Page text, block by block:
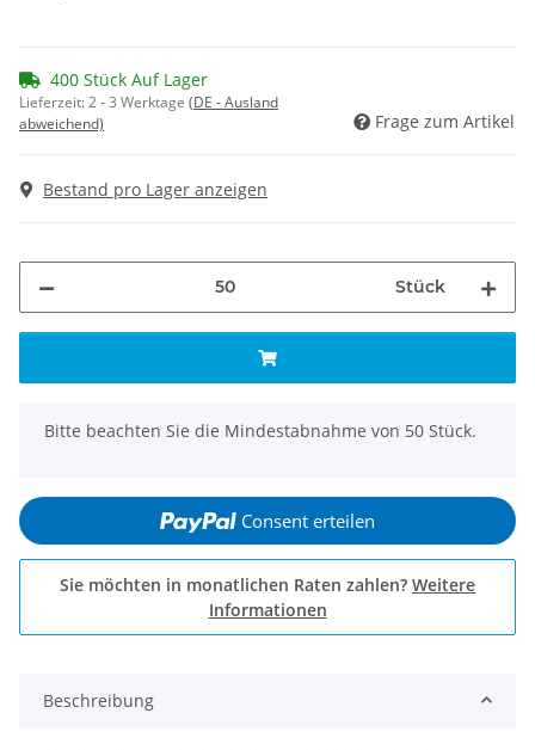
400 Stück Auf Lager
Lieferzeit:2 - 3 Werktage (DE - Ausland
abweichend)
Frage zum Artikel
Bestand pro Lager anzeigen
Stück
x
Bitte beachten Sie die Mindestabnahme von 50 Stück.
Consent erteilen
Sie möchten in monatlichen Raten zahlen? Weitere
Informationen
Beschreibung